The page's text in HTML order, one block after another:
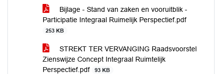
Bijlage - Stand van zaken en vooruitblik -
Participatie Integraal Ruimelijk Perspectief.pdf
253 KB
STREKT TER VERVANGING Raadsvoorstel
Zienswijze Concept Integraal Ruimtelijk
Perspectief.pdf
93 KB